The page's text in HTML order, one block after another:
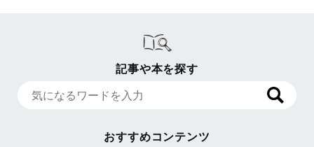
記事や本を探す
おすすめコンテンツ